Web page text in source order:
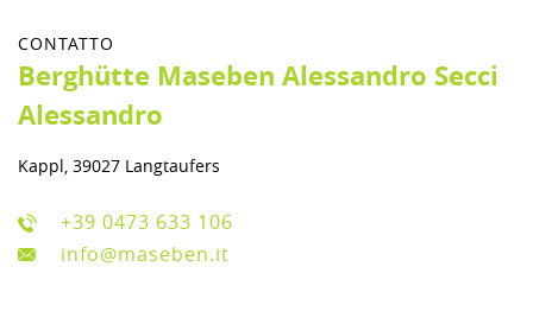
CONTATTO
Berghütte Maseben Alessandro Secci
Alessandro
Kappl, 39027 Langtaufers
+39 0473 633 106
info@maseben.it